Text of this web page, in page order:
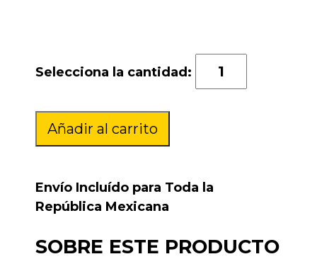
Anticongelante
Añadir al carrito
Envío Incluído para Toda la
República Mexicana
SOBRE ESTE PRODUCTO